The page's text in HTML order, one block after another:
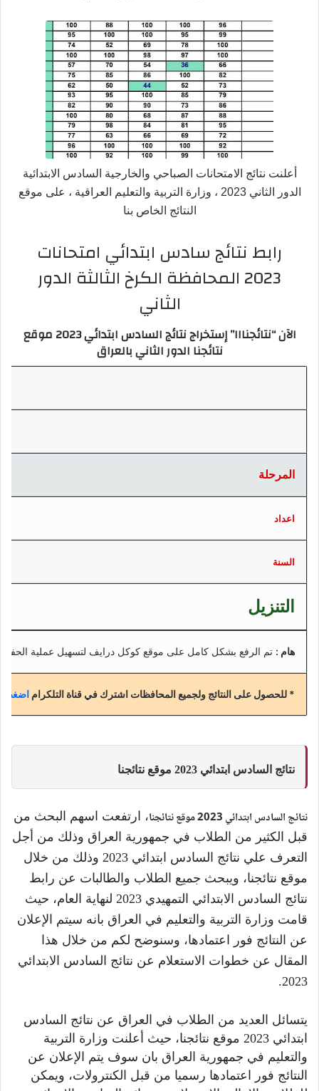
أعلنت نتائج الامتحانات الصباحي والخارجية السادس الابتدائية
الدور الثاني 2023 ، وزارة التربية والتعليم العراقية ، على موقع
النتائج الخاص بنا
رابط نتائج سادس ابتدائي امتحانات
2023 المحافظة الكرخ الثالثة الدور
الثاني
الآن “نتائجنااا” إستخراج نتائج السادس ابتدائي 2023 موقع
نتائجنا الدور الثاني بالعراق
المرحلة
اعداد
السنة
التنزيل
هام : تم الرفع بشكل كامل على موقع كوكل درايف لتسهيل عملية الحفظ
* للحصول على النتائج ولجميع المحافظات اشترك في قناة التلكرام اضغط
نتائج السادس ابتدائي 2023 موقع نتائجنا
نتائج السادس ابتدائي 2023 موقع نتائجنا
، ارتفعت اسهم البحث من
قبل الكثير من الطلاب في جمهورية العراق وذلك من أجل
التعرف علي نتائج السادس ابتدائي 2023 وذلك من خلال
موقع نتائجنا، ويبحث جميع الطلاب والطالبات عن رابط
نتائج السادس الابتدائي التمهيدي 2023 لنهاية العام، حيث
قامت وزارة التربية والتعليم في العراق بانه سيتم الإعلان
عن النتائج فور اعتمادها، وسنوضح لكم من خلال هذا
المقال عن خطوات الاستعلام عن نتائج السادس الابتدائي
2023.
يتسائل العديد من الطلاب في العراق عن نتائج السادس
ابتدائي 2023 موقع نتائجنا، حيث أعلنت وزارة التربية
والتعليم في جمهورية العراق بان سوف يتم الإعلان عن
النتائج فور اعتمادها رسميا من قبل الكنترولات، ويمكن